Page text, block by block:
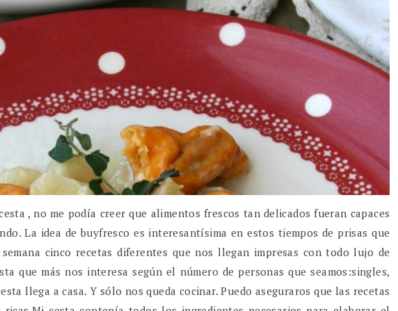
, no me podía creer que alimentos frescos tan delicados fueran capaces
La idea de buyfresco es interesantísima en estos tiempos de prisas que
cinco recetas diferentes que nos llegan impresas con todo lujo de
que más nos interesa según el número de personas que seamos:singles,
llega a casa. Y sólo nos queda cocinar. Puedo aseguraros que las recetas